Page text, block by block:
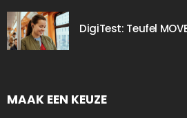
DigiTest: Teufel
MAAK EEN KEUZE